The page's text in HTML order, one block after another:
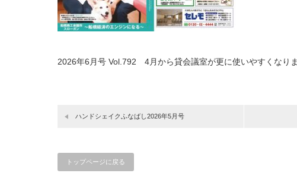
2026年6月号 Vol.792 4月から貸会議室が更に使いやすくなり
ハンドシェイクふなばし2026年5月号
トップページに戻る